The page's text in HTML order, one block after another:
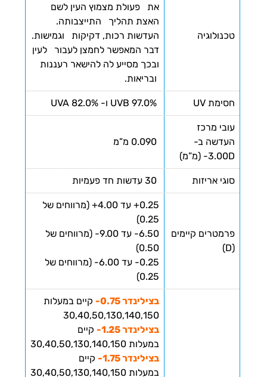
טכנולוגיה
את פעולת מצמוץ העין לשם
האצת תהליך התייצבותה.
העדשות רכות, דקיקות וגמישות.
דבר המאפשר לחמצן לעבור לעין
ובכך מסייע לה להישאר רעננות
ובריאות.
חסימת UV
עובי מרכז
העדשה ב-
‎-3.00D (מ”מ)
סוגי אריזות
פרמטרים קיימים
(D)
0.25+ עד 4.00+ (מרווחים של
0.25)
6.50- עד 9.00- (מרווחים של
0.50)
0.25- עד 6.00- (מרווחים של
0.25)
בצילינדר 0.75-
קיים במעלות
30,40,50,130,140,150
בצילינדר 1.25-
קיים
במעלות 30,40,50,130,140,150
בצילינדר 1.75-
קיים
במעלות 30,40,50,130,140,150